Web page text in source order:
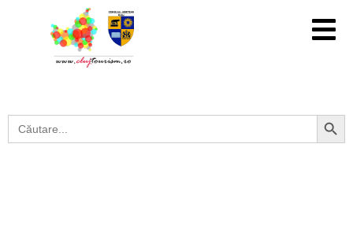
Search
for:
Search Button